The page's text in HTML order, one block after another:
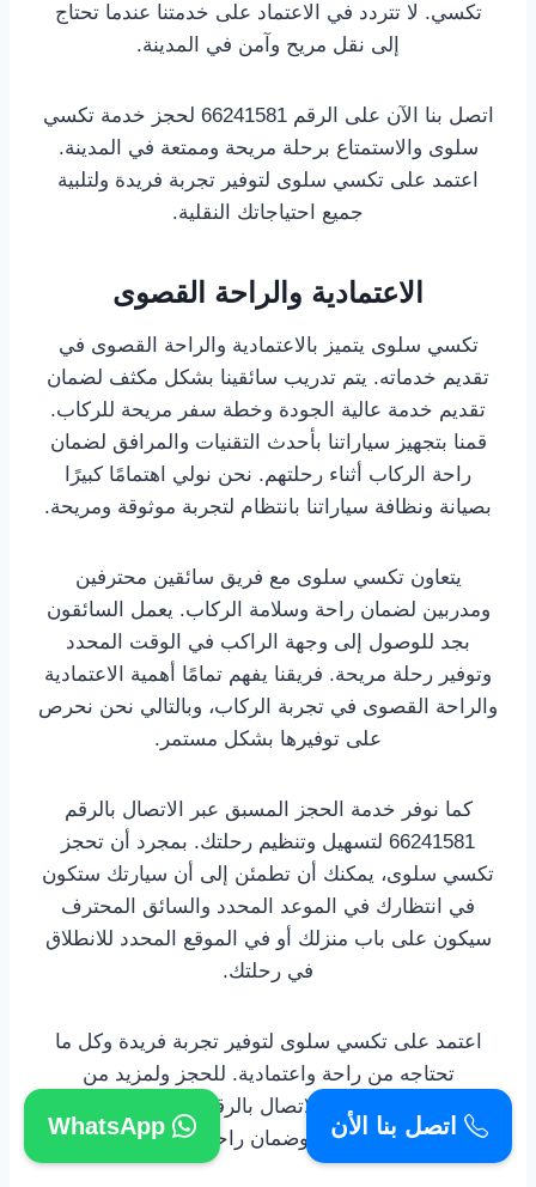
تكسي. لا تتردد في الاعتماد على خدمتنا عندما تحتاج
إلى نقل مريح وآمن في المدينة.
اتصل بنا الآن على الرقم 66241581 لحجز خدمة تكسي
سلوى والاستمتاع برحلة مريحة وممتعة في المدينة.
اعتمد على تكسي سلوى لتوفير تجربة فريدة ولتلبية
جميع احتياجاتك النقلية.
الاعتمادية والراحة القصوى
تكسي سلوى يتميز بالاعتمادية والراحة القصوى في
تقديم خدماته. يتم تدريب سائقينا بشكل مكثف لضمان
تقديم خدمة عالية الجودة وخطة سفر مريحة للركاب.
قمنا بتجهيز سياراتنا بأحدث التقنيات والمرافق لضمان
راحة الركاب أثناء رحلتهم. نحن نولي اهتمامًا كبيرًا
بصيانة ونظافة سياراتنا بانتظام لتجربة موثوقة ومريحة.
يتعاون تكسي سلوى مع فريق سائقين محترفين
ومدربين لضمان راحة وسلامة الركاب. يعمل السائقون
بجد للوصول إلى وجهة الراكب في الوقت المحدد
وتوفير رحلة مريحة. فريقنا يفهم تمامًا أهمية الاعتمادية
والراحة القصوى في تجربة الركاب، وبالتالي نحن نحرص
على توفيرها بشكل مستمر.
كما نوفر خدمة الحجز المسبق عبر الاتصال بالرقم
66241581 لتسهيل وتنظيم رحلتك. بمجرد أن تحجز
تكسي سلوى، يمكنك أن تطمئن إلى أن سيارتك ستكون
في انتظارك في الموعد المحدد والسائق المحترف
سيكون على باب منزلك أو في الموقع المحدد للانطلاق
في رحلتك.
اعتمد على تكسي سلوى لتوفير تجربة فريدة وكل ما
تحتاجه من راحة واعتمادية. للحجز ولمزيد من
نتطلع إلى خدمتكم وضمان راحتكم في كل رحلة.
اتصل بنا الأن